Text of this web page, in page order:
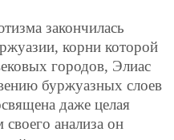
закончилась
корни которой
городов, Элиас
буржуазных слоев
даже целая
анализа он